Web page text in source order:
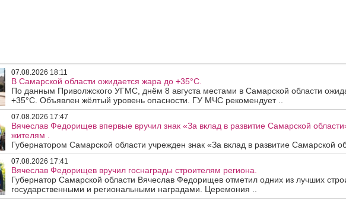
07.08.2026 18:11
В Самарской области ожидается жара до +35°C.
По данным Приволжского УГМС, днём 8 августа местами в Самарской области
+35°C. Объявлен жёлтый уровень опасности. ГУ МЧС рекомендует ..
07.08.2026 17:47
Вячеслав Федорищев впервые вручил знак «За вклад в развитие Самарской
жителям .
Губернатором Самарской области учрежден знак «За вклад в развитие Самарской
07.08.2026 17:41
Вячеслав Федорищев вручил госнаграды строителям региона.
Губернатор Самарской области Вячеслав Федорищев отметил одних из лучших
государственными и региональными наградами. Церемония ..